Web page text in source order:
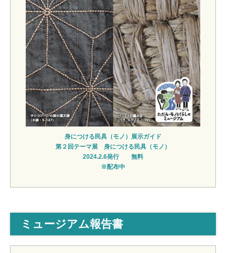
身につける民具（モノ）展示ガイド
第２回テーマ展 身につける民具（モノ）
2024.2.6発行 無料
※配布中
ミュージアム報告書